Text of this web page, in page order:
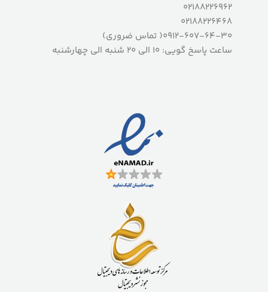
02188226962
02188226468
0912-607-64-30( تماس ضروری)
ساعت پاسخ گویی: 10 الی 20 شنبه الی چهارشنبه